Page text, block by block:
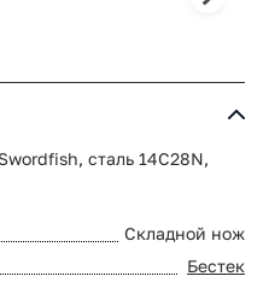
сталь 14C28N,
Складной нож
Бестек